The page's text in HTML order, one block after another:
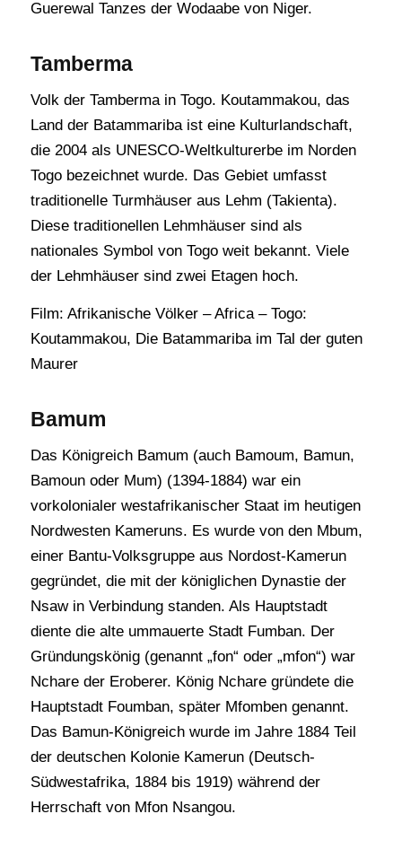
Guerewal Tanzes der Wodaabe von Niger.
Tamberma
Volk der Tamberma in Togo. Koutammakou, das
Land der Batammariba ist eine Kulturlandschaft,
die 2004 als UNESCO-Weltkulturerbe im Norden
Togo bezeichnet wurde. Das Gebiet umfasst
traditionelle Turmhäuser aus Lehm (Takienta).
Diese traditionellen Lehmhäuser sind als
nationales Symbol von Togo weit bekannt. Viele
der Lehmhäuser sind zwei Etagen hoch.
Film: Afrikanische Völker – Africa – Togo:
Koutammakou, Die Batammariba im Tal der guten
Maurer
Bamum
Das Königreich Bamum (auch Bamoum, Bamun,
Bamoun oder Mum) (1394-1884) war ein
vorkolonialer westafrikanischer Staat im heutigen
Nordwesten Kameruns. Es wurde von den Mbum,
einer Bantu-Volksgruppe aus Nordost-Kamerun
gegründet, die mit der königlichen Dynastie der
Nsaw in Verbindung standen. Als Hauptstadt
diente die alte ummauerte Stadt Fumban. Der
Gründungskönig (genannt „fon“ oder „mfon“) war
Nchare der Eroberer. König Nchare gründete die
Hauptstadt Foumban, später Mfomben genannt.
Das Bamun-Königreich wurde im Jahre 1884 Teil
der deutschen Kolonie Kamerun (Deutsch-
Südwestafrika, 1884 bis 1919) während der
Herrschaft von Mfon Nsangou.